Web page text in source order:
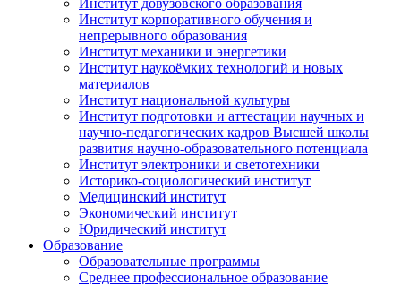
Институт корпоративного обучения и
непрерывного образования
Институт механики и энергетики
Институт наукоёмких технологий и новых
материалов
Институт национальной культуры
Институт подготовки и аттестации научных и
научно-педагогических кадров Высшей школы
развития научно-образовательного потенциала
Институт электроники и светотехники
Историко-социологический институт
Медицинский институт
Экономический институт
Юридический институт
Образование
Образовательные программы
Среднее профессиональное образование